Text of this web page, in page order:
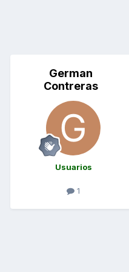
German
Contreras
Usuarios
1